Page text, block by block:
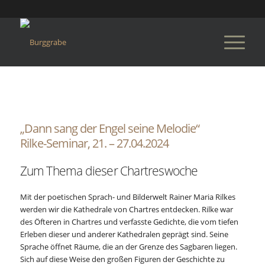
„Dann sang der Engel seine Melodie“
Rilke-Seminar, 21. – 27.04.2024
Zum Thema dieser Chartreswoche
Mit der poetischen Sprach- und Bilderwelt Rainer Maria Rilkes
werden wir die Kathedrale von Chartres entdecken. Rilke war
des Öfteren in Chartres und verfasste Gedichte, die vom tiefen
Erleben dieser und anderer Kathedralen geprägt sind. Seine
Sprache öffnet Räume, die an der Grenze des Sagbaren liegen.
Sich auf diese Weise den großen Figuren der Geschichte zu